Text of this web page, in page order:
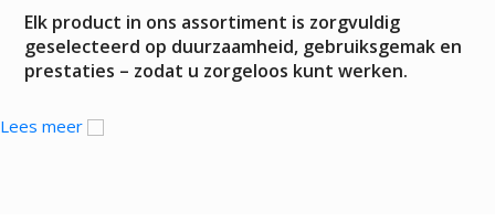
Elk product in ons assortiment is zorgvuldig
geselecteerd op duurzaamheid, gebruiksgemak en
prestaties – zodat u zorgeloos kunt werken.
Lees meer